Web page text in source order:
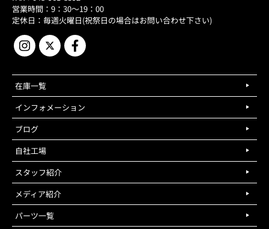
営業時間：9：30～19：00
定休日：毎週火曜日(祝祭日の場合はお問い合わせ下さい)
在庫一覧
インフォメーション
ブログ
自社工場
スタッフ紹介
メディア紹介
パーツ一覧